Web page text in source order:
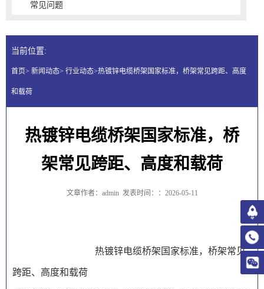
常见问题
当前位置:
首页> 新闻动态> 行业动态>热镀锌电缆桥架国家标准，桥架常见跨距、高度
和载荷
热镀锌电缆桥架国家标准，桥
架常见跨距、高度和载荷
文章作者：admin 发表时间：：2026-05-11
热镀锌电缆桥架国家标准，桥架常见
跨距、高度和载荷